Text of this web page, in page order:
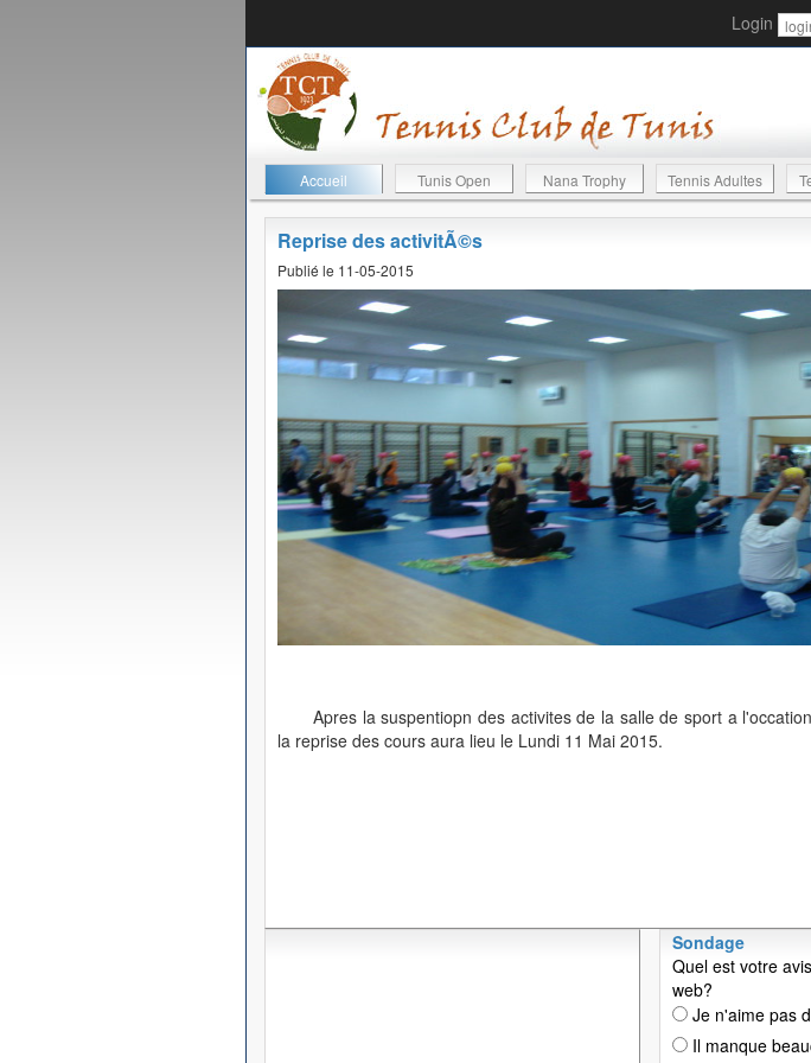
Login
Accueil Tunis Open Nana Trophy Tennis Adultes
Reprise des activitÃ©s
Publié le 11-05-2015
Apres la suspentiopn des activites de la salle de sport a
la reprise des cours aura lieu le Lundi 11 Mai 2015.
Sondage
Quel est votre
web?
Je n'aime pas
Il manque